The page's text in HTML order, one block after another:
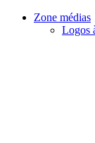
Zone médias
Logos